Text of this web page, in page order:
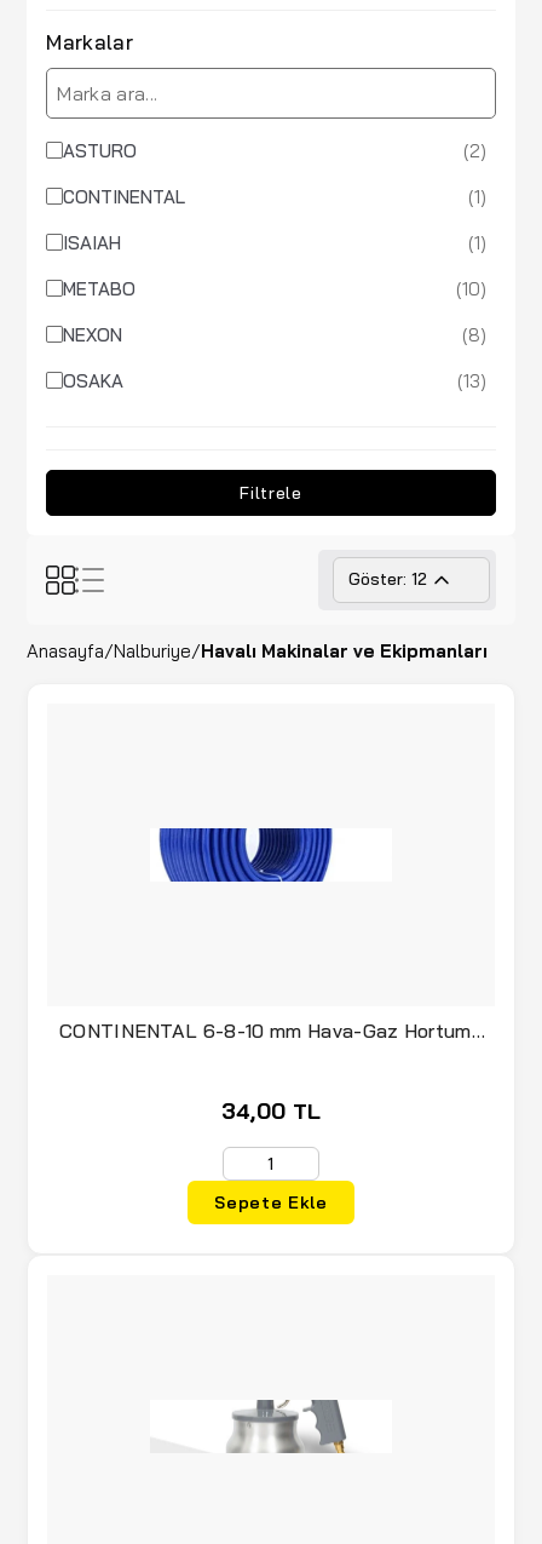
Markalar
ASTURO (2)
CONTINENTAL (1)
ISAIAH (1)
METABO (10)
NEXON (8)
OSAKA (13)
Filtrele
Göster: 12
Anasayfa/Nalburiye/Havalı Makinalar ve Ekipmanları
CONTINENTAL 6-8-10 mm Hava-Gaz Hortumu
34,00 TL
Sepete Ekle